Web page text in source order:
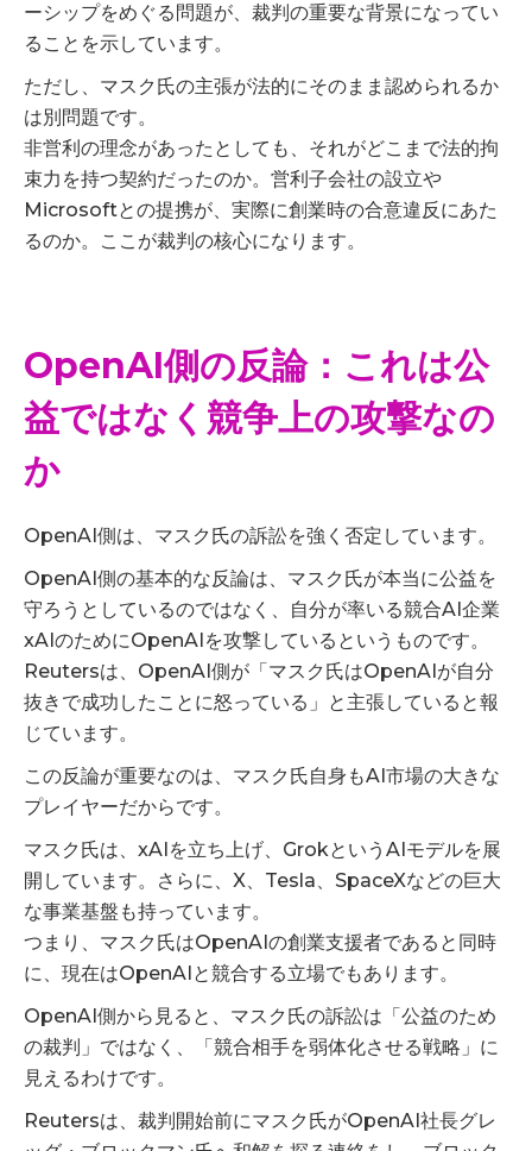
ーシップをめぐる問題が、裁判の重要な背景になってい
ることを示しています。
ただし、マスク氏の主張が法的にそのまま認められるか
は別問題です。
非営利の理念があったとしても、それがどこまで法的拘
束力を持つ契約だったのか。営利子会社の設立や
Microsoftとの提携が、実際に創業時の合意違反にあた
るのか。ここが裁判の核心になります。
OpenAI側の反論：これは公
益ではなく競争上の攻撃なの
か
OpenAI側は、マスク氏の訴訟を強く否定しています。
OpenAI側の基本的な反論は、マスク氏が本当に公益を
守ろうとしているのではなく、自分が率いる競合AI企業
xAIのためにOpenAIを攻撃しているというものです。
Reutersは、OpenAI側が「マスク氏はOpenAIが自分
抜きで成功したことに怒っている」と主張していると報
じています。
この反論が重要なのは、マスク氏自身もAI市場の大きな
プレイヤーだからです。
マスク氏は、xAIを立ち上げ、GrokというAIモデルを展
開しています。さらに、X、Tesla、SpaceXなどの巨大
な事業基盤も持っています。
つまり、マスク氏はOpenAIの創業支援者であると同時
に、現在はOpenAIと競合する立場でもあります。
OpenAI側から見ると、マスク氏の訴訟は「公益のため
の裁判」ではなく、「競合相手を弱体化させる戦略」に
見えるわけです。
Reutersは、裁判開始前にマスク氏がOpenAI社長グレ